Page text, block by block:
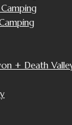
+ Death